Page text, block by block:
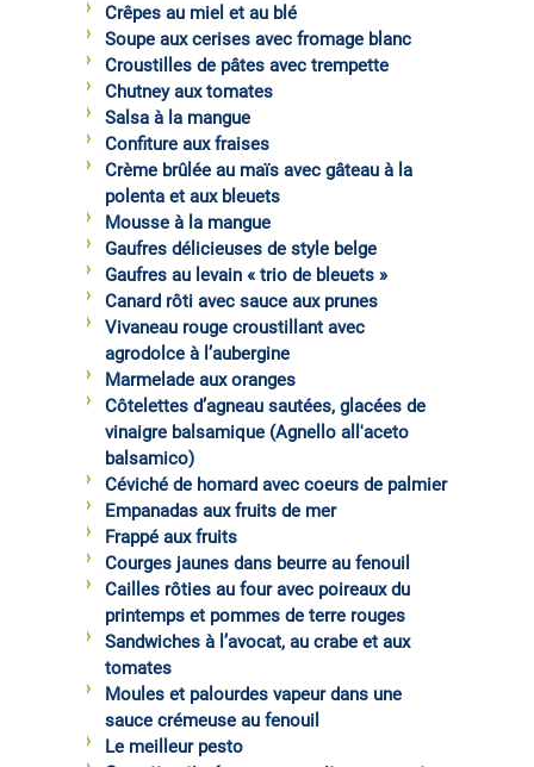
Crêpes au miel et au blé
Soupe aux cerises avec fromage blanc
Croustilles de pâtes avec trempette
Chutney aux tomates
Salsa à la mangue
Confiture aux fraises
Crème brûlée au maïs avec gâteau à la
polenta et aux bleuets
Mousse à la mangue
Gaufres délicieuses de style belge
Gaufres au levain « trio de bleuets »
Canard rôti avec sauce aux prunes
Vivaneau rouge croustillant avec
agrodolce à l’aubergine
Marmelade aux oranges
Côtelettes d’agneau sautées, glacées de
vinaigre balsamique (Agnello all'aceto
balsamico)
Céviché de homard avec coeurs de palmier
Empanadas aux fruits de mer
Frappé aux fruits
Courges jaunes dans beurre au fenouil
Cailles rôties au four avec poireaux du
printemps et pommes de terre rouges
Sandwiches à l’avocat, au crabe et aux
tomates
Moules et palourdes vapeur dans une
sauce crémeuse au fenouil
Le meilleur pesto